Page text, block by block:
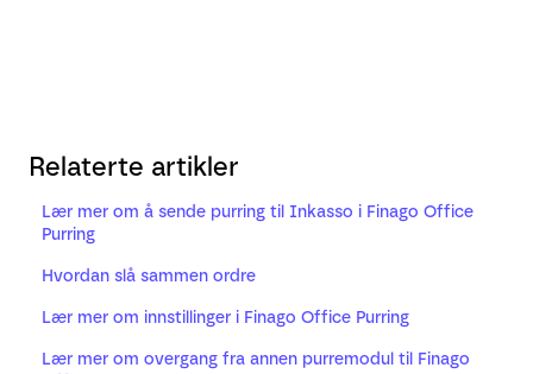
Relaterte artikler
Lær mer om å sende purring til Inkasso i Finago Office
Purring
Hvordan slå sammen ordre
Lær mer om innstillinger i Finago Office Purring
Lær mer om overgang fra annen purremodul til Finago